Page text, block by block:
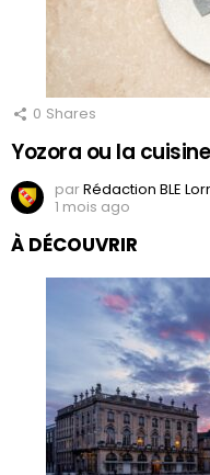
0 Shares
Yozora ou la
parRédaction BLE
1 mois ago
À DÉCOUVRIR